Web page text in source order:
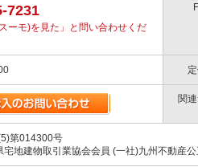
7231
ーモ)を見た」と問い合わせくだ
関
第014300号
宅地建物取引業協会会員 (一社)九州不動産